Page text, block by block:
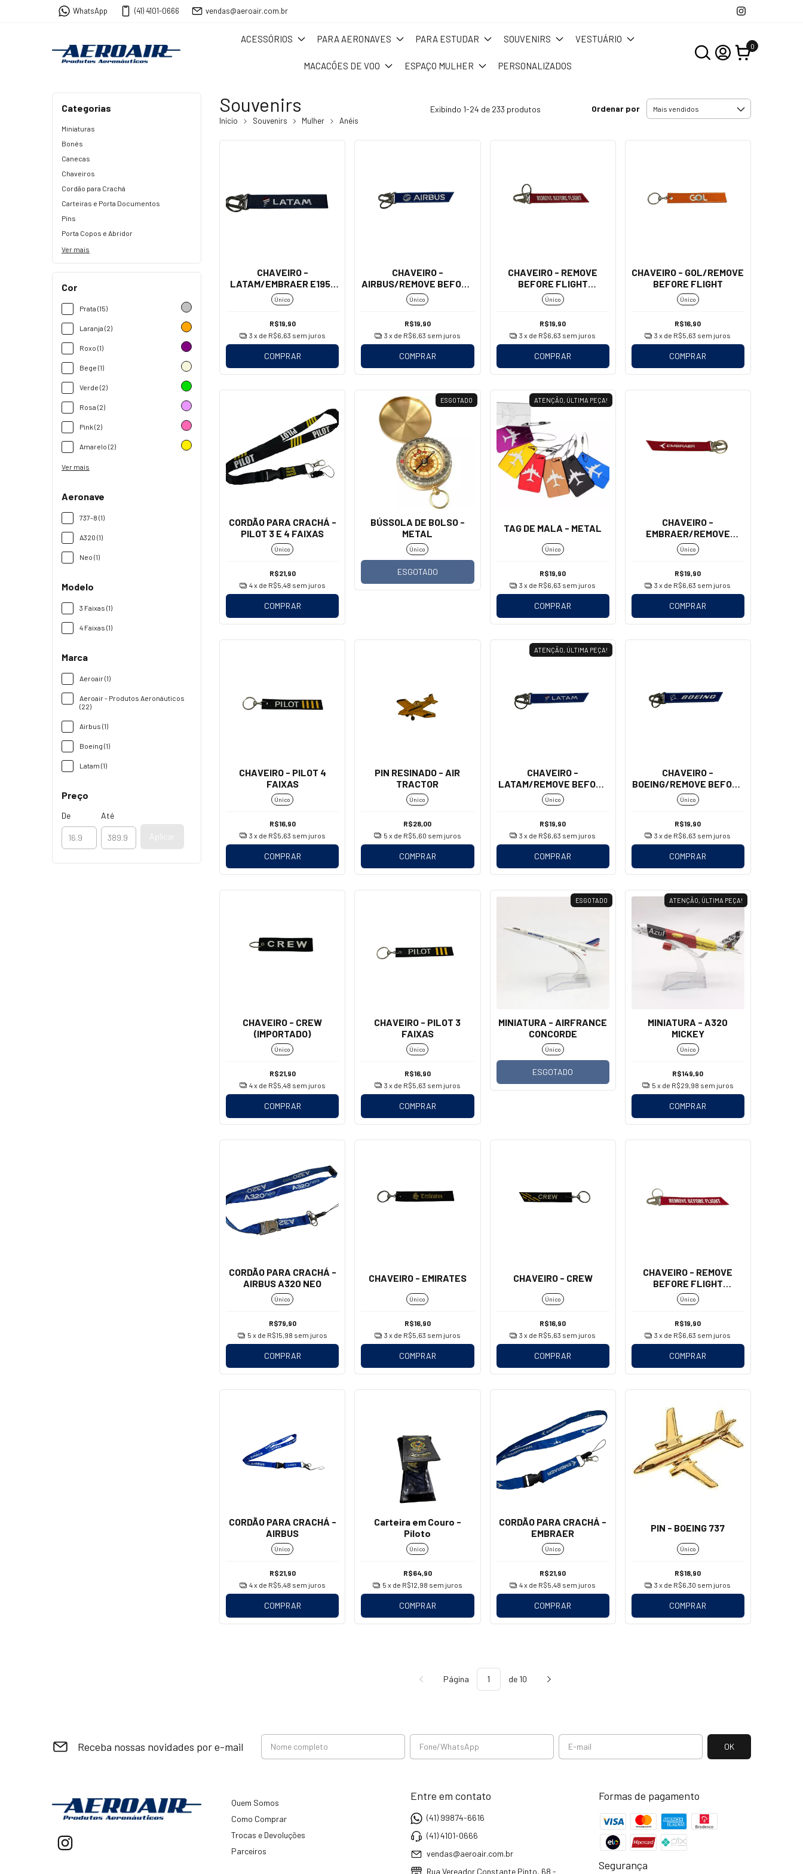
WhatsApp (41) 4101-0666 vendas@aeroair.com.br
ACESSÓRIOS PARA AERONAVES PARA ESTUDAR SOUVENIRS VESTUÁRIO
MACACÕES DE VOO ESPAÇO MULHER PERSONALIZADOS
0
Categorias
Miniaturas
Bonés
Canecas
Chaveiros
Cordão para Crachá
Carteiras e Porta Documentos
Pins
Porta Copos e Abridor
Ver mais
Cor
Prata (15)
Laranja (2)
Roxo (1)
Bege (1)
Verde (2)
Rosa (2)
Pink (2)
Amarelo (2)
Ver mais
Aeronave
737-8 (1)
A320 (1)
Neo (1)
Modelo
3 Faixas (1)
4 Faixas (1)
Marca
Aeroair (1)
Aeroair - Produtos Aeronáuticos
(22)
Airbus (1)
Boeing (1)
Latam (1)
Preço
De Até
Aplicar
Souvenirs
Início Souvenirs Mulher Anéis
Exibindo 1-24 de 233 produtos Ordenar por
CHAVEIRO -
LATAM/EMBRAER E195-
E2
Único
R$19,90
3 x de R$6,63 sem juros
COMPRAR
CHAVEIRO -
AIRBUS/REMOVE BEFORE
FLIGHT (MOSQUETÃO)
Único
R$19,90
3 x de R$6,63 sem juros
COMPRAR
CHAVEIRO - REMOVE
BEFORE FLIGHT
(MOSQUETÃO)
Único
R$19,90
3 x de R$6,63 sem juros
COMPRAR
CHAVEIRO - GOL/REMOVE
BEFORE FLIGHT
Único
R$16,90
3 x de R$5,63 sem juros
COMPRAR
CORDÃO PARA CRACHÁ -
PILOT 3 E 4 FAIXAS
Único
R$21,90
4x de R$5,48 sem juros
COMPRAR
ESGOTADO
BÚSSOLA DE BOLSO -
METAL
Único
ESGOTADO
ATENÇÃO, ÚLTIMA PEÇA!
TAG DE MALA - METAL
Único
R$19,90
3 x de R$6,63 sem juros
COMPRAR
CHAVEIRO -
EMBRAER/REMOVE
BEFORE FLIGHT
(MOSQUETÃO)
Único
R$19,90
3 x de R$6,63 sem juros
COMPRAR
CHAVEIRO - PILOT 4
FAIXAS
Único
R$16,90
3 x de R$5,63 sem juros
COMPRAR
PIN RESINADO - AIR
TRACTOR
Único
R$28,00
5 x de R$5,60 sem juros
COMPRAR
ATENÇÃO, ÚLTIMA PEÇA!
CHAVEIRO -
LATAM/REMOVE BEFORE
FLIGHT (MOSQUETÃO)
Único
R$19,90
3 x de R$6,63 sem juros
COMPRAR
CHAVEIRO -
BOEING/REMOVE BEFORE
FLIGHT (MOSQUETÃO)
Único
R$19,90
3 x de R$6,63 sem juros
COMPRAR
CHAVEIRO - CREW
(IMPORTADO)
Único
R$21,90
4x de R$5,48 sem juros
COMPRAR
CHAVEIRO - PILOT 3
FAIXAS
Único
R$16,90
3 x de R$5,63 sem juros
COMPRAR
ESGOTADO
MINIATURA - AIRFRANCE
CONCORDE
Único
ESGOTADO
ATENÇÃO, ÚLTIMA PEÇA!
MINIATURA - A320
MICKEY
Único
R$149,90
5 x de R$29,98 sem juros
COMPRAR
CORDÃO PARA CRACHÁ -
AIRBUS A320 NEO
Único
R$79,90
5 x de R$15,98 sem juros
COMPRAR
CHAVEIRO - EMIRATES
Único
R$16,90
3 x de R$5,63 sem juros
COMPRAR
CHAVEIRO - CREW
Único
R$16,90
3 x de R$5,63 sem juros
COMPRAR
CHAVEIRO - REMOVE
BEFORE FLIGHT
(MOSQUETÃO - GRANDE)
Único
R$19,90
3 x de R$6,63 sem juros
COMPRAR
CORDÃO PARA CRACHÁ -
AIRBUS
Único
R$21,90
4x de R$5,48 sem juros
COMPRAR
Carteira em Couro -
Piloto
Único
R$64,90
5 x de R$12,98 sem juros
COMPRAR
CORDÃO PARA CRACHÁ -
EMBRAER
Único
R$21,90
4x de R$5,48 sem juros
COMPRAR
PIN - BOEING 737
Único
R$18,90
3 x de R$6,30 sem juros
COMPRAR
Página de 10
Receba nossas novidades por e-mail
Quem Somos
Como Comprar
Trocas e Devoluções
Parceiros
Entre em contato
(41) 99874-6616
(41) 4101-0666
vendas@aeroair.com.br
Rua Vereador Constante Pinto, 68 -
Formas de pagamento
Segurança